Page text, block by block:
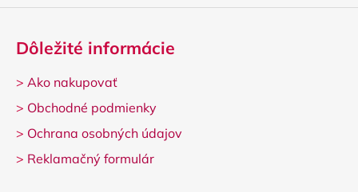
Dôležité informácie
> Ako nakupovať
> Obchodné podmienky
> Ochrana osobných údajov
> Reklamačný formulár